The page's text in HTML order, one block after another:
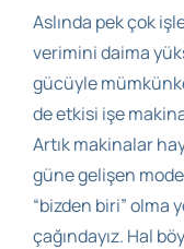
Aslında pek çok
verimini daima
gücüyle
de etkisi işe
Artık makinalar
güne gelişen
“bizden biri” olma
çağındayız. Hal